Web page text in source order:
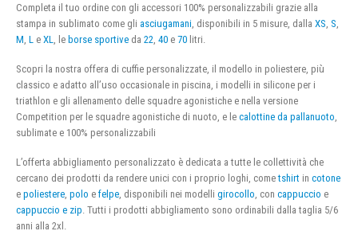
Completa il tuo ordine con gli accessori 100% personalizzabili grazie alla
stampa in sublimato come gli asciugamani , disponibili in 5 misure, dalla XS S
M L e XL , le borse sportive da 22 40 e 70 litri.
Scopri la nostra offera di cuffie personalizzate, il modello in poliestere, più
classico e adatto all’uso occasionale in piscina, i modelli in silicone per i
triathlon e gli allenamento delle squadre agonistiche e nella versione
Competition per le squadre agonistiche di nuoto, e le calottine da pallanuoto,
sublimate e 100% personalizzabili
L’offerta abbigliamento personalizzato è dedicata a tutte le collettività che
cercano dei prodotti da rendere unici con i proprio loghi, cometshirt in cotone
e poliestere, polo e felpe, disponibili nei modelli girocollo, con cappuccio e
cappuccio e zip. Tutti i prodotti abbigliamento sono ordinabili dalla taglia 5/6
anni alla 2xl.